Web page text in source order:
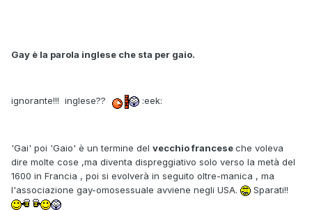
Gay è la parola inglese che sta per gaio.
ignorante!!! inglese?? :eek:
'Gai' poi 'Gaio' è un termine del vecchio franceseche voleva
dire molte cose ,ma diventa dispreggiativo solo verso la metà del
1600 in Francia , poi si evolverà in seguito oltre-manica , ma
l'associazione gay-omosessuale avviene negli USA.
Sparati!!